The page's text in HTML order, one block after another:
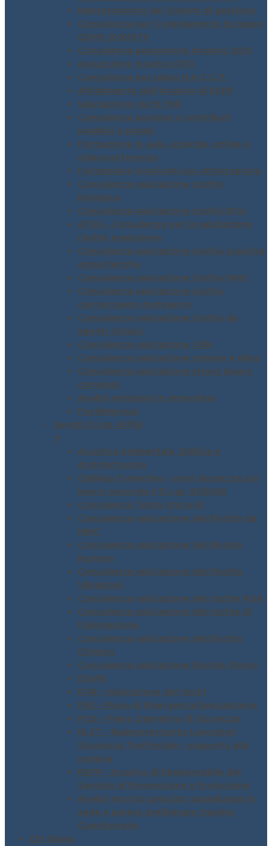
Mantenimento dei Sistemi di gestione
Consulenza per il regolamento Europeo
GDPR 2016/679
Consulenza assunzione incarico ODV
Assunzione incarico DPO
Consulenza per piano H.A.C.C.P.
Affidamento dell’incarico di RSPP
Valutazione rischi DVR
Consulenza accesso a contributi
pubblici e privati
Formazione in aula, azienda, online e
videoconferenza
Formazione incaricati uso attrezzature
Consulenza valutazione rischio
biologico
Consulenza valutazione rischio ROA
ATEX – Consulenza per la valutazione
rischio esplosione
Consulenza valutazione rischio scariche
atmosferiche
Consulenza valutazione rischio MMC
Consulenza valutazione rischio
cancerogeno mutageno
Consulenza valutazione rischio da
agenti chimici
Consulenza valutazione CEM
Consulenza valutazione rumore e vibro
Consulenza valutazione stress lavoro
correlato
Analisi emissioni in atmosfera
Fondimpresa
Servizi D.Lgs. 81/08
▼
Acustica Ambientale, Edilizia e
Architettonica
Obbligo formativo – corsi sicurezza sul
lavoro secondo il D.Lgs. 81/2008
Consulenza Testo Unico 81
Consulenza valutazione del Rischio da
MMC
Consulenza valutazione del Rischio
Rumore
Consulenza valutazione del Rischio
Vibrazioni
Consulenza valutazione del rischio ROA
Consulenza valutazione del rischio di
fulminazione
Consulenza valutazione del Rischio
Chimico
Consulenza valutazione Rischio Stress
DUVRI
DVR – Valutazione dei rischi
PEE – Piano di Emergenza Evacuazione
POS – Piano Operativo di Sicurezza
RLST – Rappresentante Lavoratori
Sicurezza Territoriale – supporto alla
nomina
RSPP – Incarico di Responsabile del
Servizio di Prevenzione e Protezione
Analisi tecnica gratuita: sopralluogo in
sede e parere preliminare tramite
Questionario
Chi Siamo